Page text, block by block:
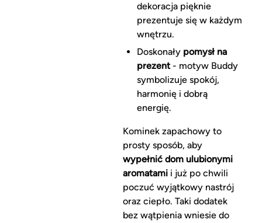
dekoracja pięknie
prezentuje się w każdym
wnętrzu.
Doskonały pomysł na
prezent- motyw Buddy
symbolizuje spokój,
harmonię i dobrą
energię.
Kominek zapachowy to
prosty sposób, aby
wypełnić dom ulubionymi
aromatamii już po chwili
poczuć wyjątkowy nastrój
oraz ciepło. Taki dodatek
bez wątpienia wniesie do